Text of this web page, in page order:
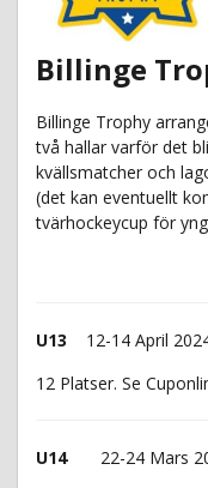
Billinge
Billinge Trophy
två hallar varför det
kvällsmatcher och
(det kan eventuellt
tvärhockeycup för
U13 12-14 April
12 Platser. Se
U1422-24 Mars